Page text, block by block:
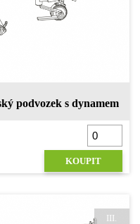
podvozek s dynamem
KOUPIT
III.
objednávku